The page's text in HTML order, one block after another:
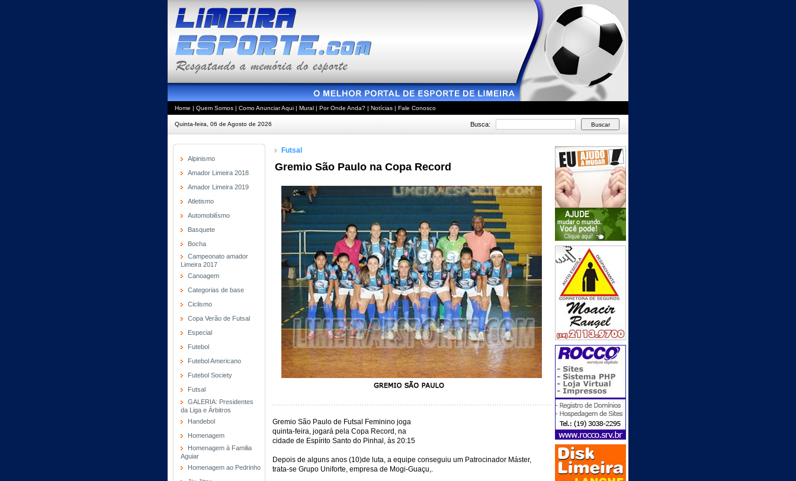
Home | Quem Somos | Como Anunciar Aqui | Mural | Por Onde Anda? | Notícias | Fale Conosco
Quinta-feira, 06 de Agosto de 2026 Busca:
Alpinismo
Amador Limeira 2018
Amador Limeira 2019
Atletismo
Automobilísmo
Basquete
Bocha
Campeonato amador
Limeira 2017
Canoagem
Categorias de base
Ciclismo
Copa Verão de Futsal
Especial
Futebol
Futebol Americano
Futebol Society
Futsal
GALERIA: Presidentes
da Liga e Árbitros
Handebol
Homenagem
Homenagem à Familia
Aguiar
Homenagem ao Pedrinho
Futsal
Gremio São Paulo na Copa Record
Gremio São Paulo de Futsal Feminino joga
quinta-feira, jogará pela Copa Record, na
cidade de Espírito Santo do Pinhal, às 20:15
Depois de alguns anos (10)de luta, a equipe conseguiu um Patrocinador Máster,
trata-se Grupo Uniforte, empresa de Mogi-Guaçu,.